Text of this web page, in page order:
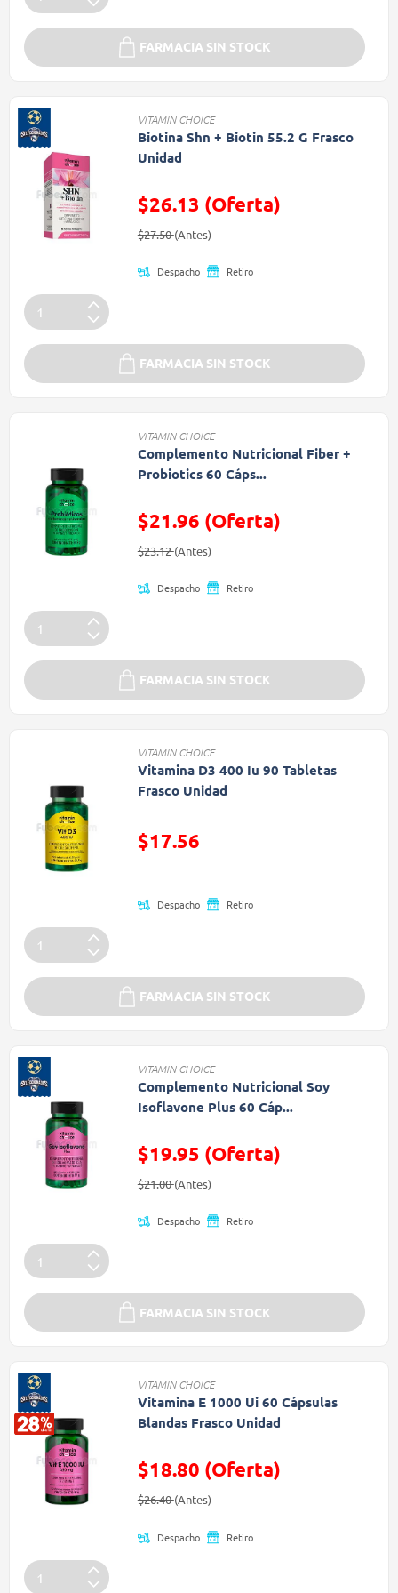
FARMACIA SIN STOCK
VITAMIN CHOICE
Biotina Shn + Biotin 55.2 G Frasco
Unidad
$26.13 (Oferta)
Precio reducido de
$27.50(Antes)(Oferta)
Despacho Retiro
FARMACIA SIN STOCK
VITAMIN CHOICE
Complemento Nutricional Fiber +
Probiotics 60 Cáps...
$21.96 (Oferta)
Precio reducido de
$23.12(Antes)(Oferta)
Despacho Retiro
FARMACIA SIN STOCK
VITAMIN CHOICE
Vitamina D3 400 Iu 90 Tabletas
Frasco Unidad
Precio reducido de
$17.56
Despacho Retiro
FARMACIA SIN STOCK
VITAMIN CHOICE
Complemento Nutricional Soy
Isoflavone Plus 60 Cáp...
$19.95 (Oferta)
Precio reducido de
$21.00(Antes)(Oferta)
Despacho Retiro
FARMACIA SIN STOCK
VITAMIN CHOICE
Vitamina E 1000 Ui 60 Cápsulas
Blandas Frasco Unidad
$18.80 (Oferta)
Precio reducido de
$26.40(Antes)(Oferta)
Despacho Retiro